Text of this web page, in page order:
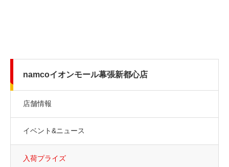
namcoイオンモール幕張新都心店
店舗情報
イベント&ニュース
入荷プライズ